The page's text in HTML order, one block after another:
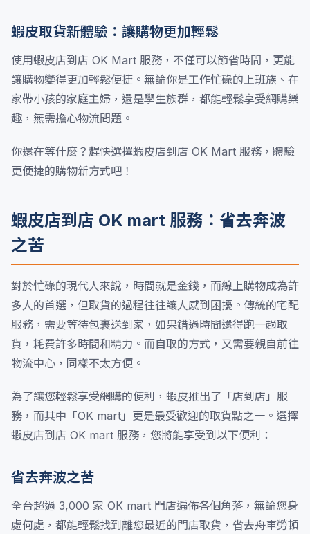
蝦皮取貨新體驗：讓購物更加輕鬆
使用蝦皮店到店 OK Mart 服務，不僅可以節省時間，更能
讓購物變得更加輕鬆便捷。無論你是工作忙碌的上班族、在
家帶小孩的家庭主婦，還是學生族群，都能輕鬆享受網購樂
趣，無需擔心物流問題。
你還在等什麼？趕快選擇蝦皮店到店 OK Mart 服務，體驗
更便捷的購物新方式吧！
蝦皮店到店 OK mart 服務：省去奔波
之苦
對於忙碌的現代人來說，時間就是金錢，而線上購物成為許
多人的首選，但取貨的過程往往讓人感到困擾。傳統的宅配
服務，需要等待包裹送到家，如果錯過時間還得跑一趟取
貨，耗費許多時間和精力。而自取的方式，又需要親自前往
物流中心，同樣不太方便。
為了讓您輕鬆享受網購的便利，蝦皮推出了「店到店」服
務，而其中「OK mart」更是最受歡迎的取貨點之一。選擇
蝦皮店到店 OK mart 服務，您將能享受到以下便利：
省去奔波之苦
全台超過 3,000 家 OK mart 門店遍佈各個角落，無論您身
處何處，都能輕鬆找到離您最近的門店取貨，省去舟車勞頓